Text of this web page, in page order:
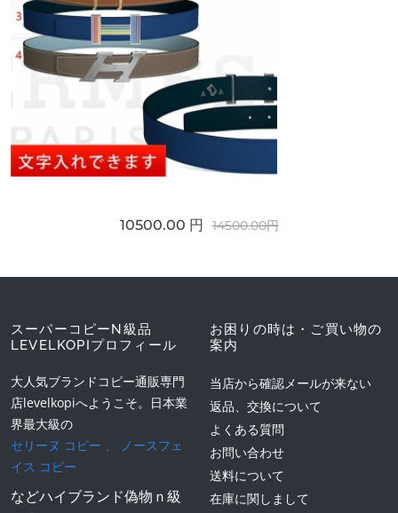
10500.00 円 14500.00円
スーパーコピーN級品
LEVELKOPIプロフィール
大人気ブランドコピー通販専門
店levelkopiへようこそ。日本業
界最大級の
セリーヌ コピー 、
ノースフェ
イス コピー
などハイブランド偽物ｎ級
お困りの時は・ご買い物の
案内
当店から確認メールが来ない
返品、交換について
よくある質問
お問い合わせ
送料について
在庫に関しまして